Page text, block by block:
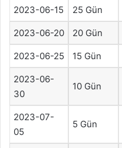
2023-06-15 25 Gün
2023-06-20 20 Gün
2023-06-25 15 Gün
2023-06-
30
10 Gün
2023-07-
05
5 Gün